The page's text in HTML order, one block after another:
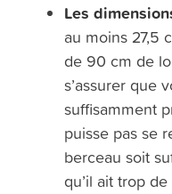
Les
au moins 27,5
de 90 cm de
s’assurer que
suffisamment
puisse pas se
berceau soit
qu’il ait trop